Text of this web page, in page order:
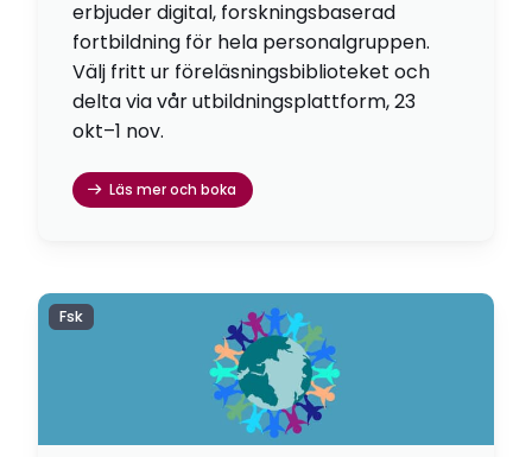
erbjuder digital, forskningsbaserad
fortbildning för hela personalgruppen.
Välj fritt ur föreläsningsbiblioteket och
delta via vår utbildningsplattform, 23
okt–1 nov.
Läs mer och boka
Fsk